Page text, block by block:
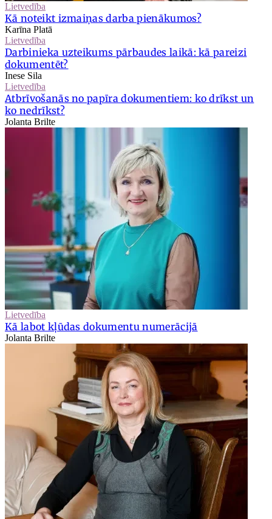
Lietvedība
Kā noteikt izmaiņas darba pienākumos?
Karīna Platā
Lietvedība
Darbinieka uzteikums pārbaudes laikā: kā pareizi
dokumentēt?
Inese Sila
Lietvedība
Atbrīvošanās no papīra dokumentiem: ko drīkst un
ko nedrīkst?
Jolanta Brilte
Lietvedība
Kā labot kļūdas dokumentu numerācijā
Jolanta Brilte